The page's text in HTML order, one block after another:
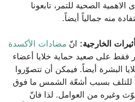
الصحية للتمر، تابعونا
منه جمالياً أيضاً.
الخارجية: انّ مضادات الأكسدة
فقط على صعيد حماية خلايا أعضاء
البشرة أيضاً. فيمكن أن تتصوّروا
للتلف بسبب أشعّة الشمس ما فوق
وغيره من العوامل. لذا فانّ